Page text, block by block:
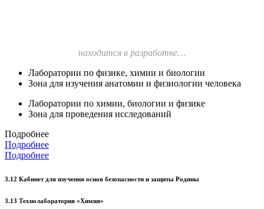
находится в разработке…
Лаборатории по физике, химии и биологии
Зона для изучения анатомии и физиологии человека
Лаборатории по химии, биологии и физике
Зона для проведения исследований
Подробнее
Подробнее
Подробнее
3.12 Кабинет для изучения основ безопасности и защиты Родины
3.13 Технолаборатория «Химия»